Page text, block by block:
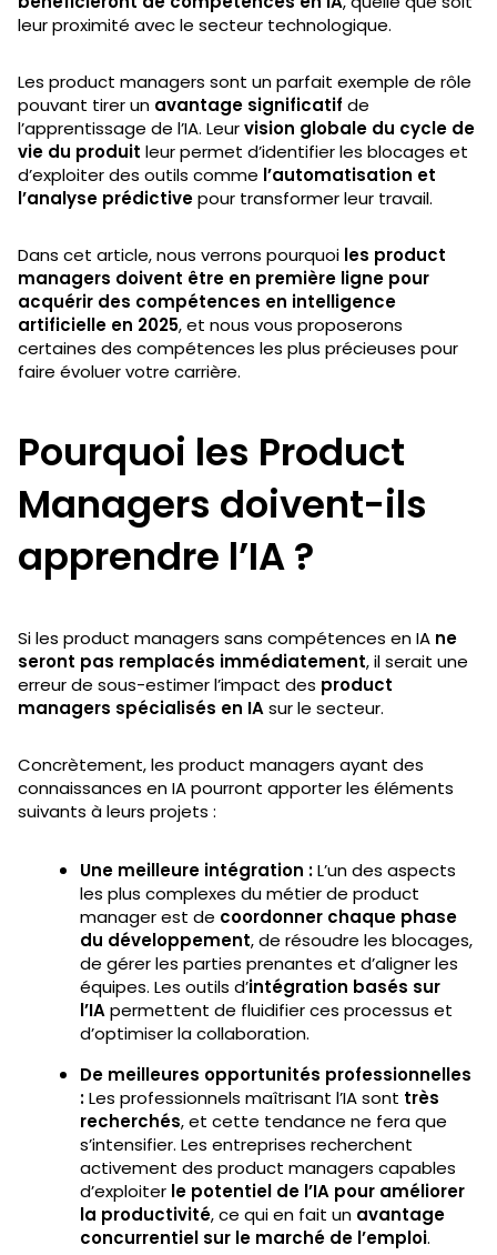
leur proximité avec le secteur technologique.
Les product managers sont un parfait exemple de rôle
pouvant tirer un avantage significatif de
l’apprentissage de l’IA. Leurvision globale du cycle de
vie du produit leur permet d’identifier les blocages et
d’exploiter des outils comme l’automatisation et
l’analyse prédictivepour transformer leur travail.
Dans cet article, nous verrons pourquoi les product
managers doivent être en première ligne pour
acquérir des compétences en intelligence
artificielle en 2025, et nous vous proposerons
certaines des compétences les plus précieuses pour
faire évoluer votre carrière.
Pourquoi les Product
Managers doivent-ils
apprendre l’IA ?
Si les product managers sans compétences en IA ne
seront pas remplacés immédiatement, il serait une
erreur de sous-estimer l’impact des product
managers spécialisés en IAsur le secteur.
Concrètement, les product managers ayant des
connaissances en IA pourront apporter les éléments
suivants à leurs projets :
Une meilleure intégration :L’un des aspects
les plus complexes du métier de product
manager est de coordonner chaque phase
du développement, de résoudre les blocages,
de gérer les parties prenantes et d’aligner les
équipes. Les outils d’intégration basés sur
l’IApermettent de fluidifier ces processus et
d’optimiser la collaboration.
De meilleures opportunités professionnelles
:Les professionnels maîtrisant l’IA sont très
recherchés, et cette tendance ne fera que
s’intensifier. Les entreprises recherchent
activement des product managers capables
d’exploiter le potentiel de l’IA pour améliorer
la productivité, ce qui en fait un avantage
concurrentiel sur le marché de l’emploi.